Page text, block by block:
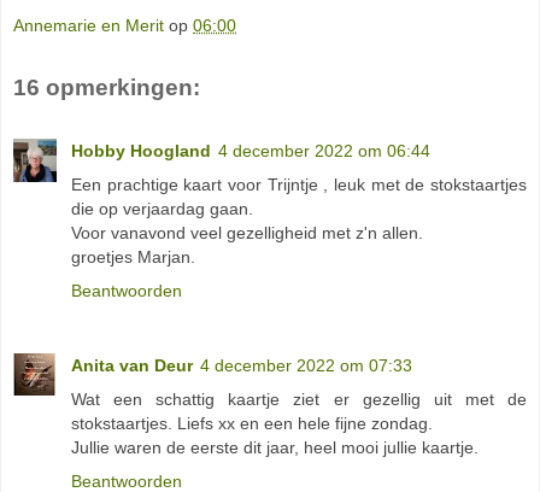
Annemarie en Merit op 06:00
16 opmerkingen:
Hobby Hoogland 4 december 2022 om 06:44
Een prachtige kaart voor Trijntje , leuk met de stokstaartjes
die op verjaardag gaan.
Voor vanavond veel gezelligheid met z'n allen.
groetjes Marjan.
Beantwoorden
Anita van Deur 4 december 2022 om 07:33
Wat een schattig kaartje ziet er gezellig uit met de
stokstaartjes. Liefs xx en een hele fijne zondag.
Jullie waren de eerste dit jaar, heel mooi jullie kaartje.
Beantwoorden